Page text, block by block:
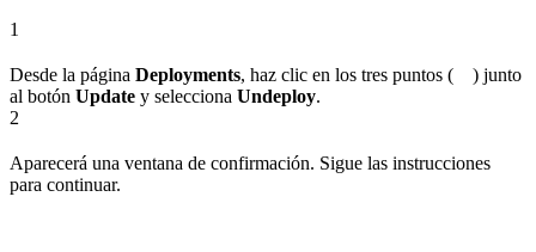
1
Desde la página Deployments, haz clic en los tres puntos (
) junto
al botón Update y selecciona Undeploy.
2
Aparecerá una ventana de confirmación. Sigue las instrucciones
para continuar.